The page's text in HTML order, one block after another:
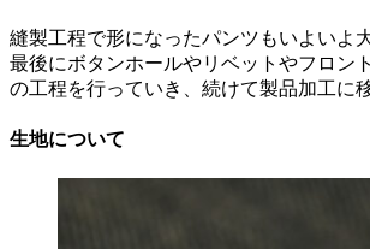
縫製工程で形になったパンツもいよいよ
最後にボタンホールやリベットやフロン
の工程を行っていき、続けて製品加工に
生地について